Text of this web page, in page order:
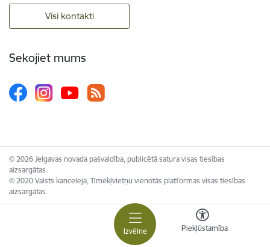
Izvēlne Piekļūstamība
Visi kontakti
Sekojiet mums
© 2026 Jelgavas novada pašvaldība, publicētā satura visas tiesības
aizsargātas.
© 2020 Valsts kanceleja, Tīmekļvietņu vienotās platformas visas tiesības
aizsargātas.